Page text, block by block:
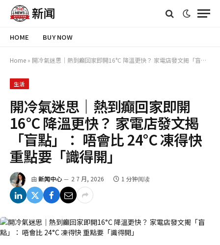
HOME BUY NOW
Home » 開冷氣迷思｜熱到癲回家即開16°C 降溫更快？ 家電店發文揭「盲點」： 唔會比 24°C 凍得快 重點要「識得開」
生活
開冷氣迷思｜熱到癲回家即開
16°C 降溫更快？ 家電店發文揭
「盲點」： 唔會比 24°C 凍得快
重點要「識得開」
由 新闻中心 2 7 月, 2026 1 分钟阅读